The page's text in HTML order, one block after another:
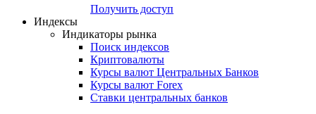
Получить доступ
Индексы
Индикаторы рынка
Поиск индексов
Криптовалюты
Курсы валют Центральных Банков
Курсы валют Forex
Ставки центральных банков